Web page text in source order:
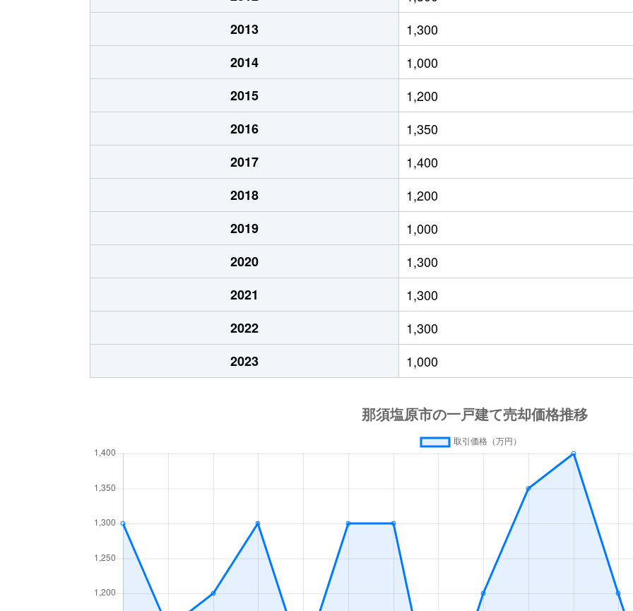
上大貫
1,300万円 西那須野 徒歩1時間45分 2000m² 720m²
上塩原
700万円 西那須野 徒歩2時間 540m² 95m²
上塩原
400万円 西那須野 徒歩2時間 500m² -
上横林
2,000万円 西那須野 徒歩1時間45分 710m² 110m²
上横林
650万円 西那須野 徒歩2時間 250m² 80m²
上横林
500万円 西那須野 徒歩1時間45分 330m² 90m²
上横林
600万円 西那須野 徒歩2時間 230m² 45m²
上横林
350万円 西那須野 徒歩2時間 230m² 80m²
北弥六
2,700万円 那須塩原 徒歩45分 270m² 75m²
3,800万円
徒歩45分 330m² 115m²
埼玉
3,400万円 黒磯 徒歩45分 330m² 115m²
埼玉
300m² 90m²
埼玉
2,400万円 黒磯 徒歩45分 570m² 180m²
埼玉
2,700万円 徒歩45分 350m² 175m²
埼玉
30万円 那須塩原 徒歩1時間15分 175m²
2013
1,300
2014
1,000
2015
1,200
2016
1,350
2017
1,400
2018
1,200
2019
1,000
2020
1,300
2021
1,300
2022
1,300
2023
1,000